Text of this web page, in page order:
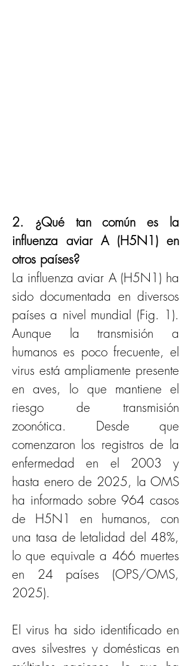
2. ¿Qué tan común es la
influenza aviar A (H5N1) en
otros países?
La influenza aviar A (H5N1) ha
sido documentada en diversos
países a nivel mundial (Fig. 1).
Aunque la transmisión a
humanos es poco frecuente, el
virus está ampliamente presente
en aves, lo que mantiene el
riesgo de transmisión
zoonótica. Desde que
comenzaron los registros de la
enfermedad en el 2003 y
hasta enero de 2025, la OMS
ha informado sobre 964 casos
de H5N1 en humanos, con
una tasa de letalidad del 48%,
lo que equivale a 466 muertes
en 24 países (OPS/OMS,
2025).
El virus ha sido identificado en
aves silvestres y domésticas en